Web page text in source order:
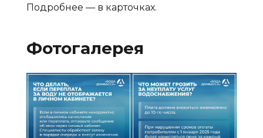
Подробнее — в карточках.
Фотогалерея